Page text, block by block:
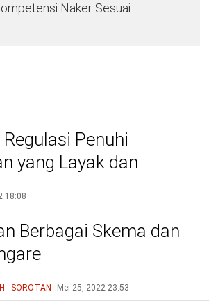
Naker Sesuai
Penuhi
yang Layak dan
18:08
Berbagai Skema dan
SOROTAN Mei 25, 2022 23:53